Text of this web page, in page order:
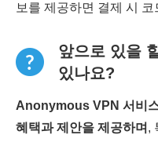
보를 제공하면 결제 시
앞으로 있을
있나요?
Anonymous VPN 서비
혜택과 제안을 제공하며 ,